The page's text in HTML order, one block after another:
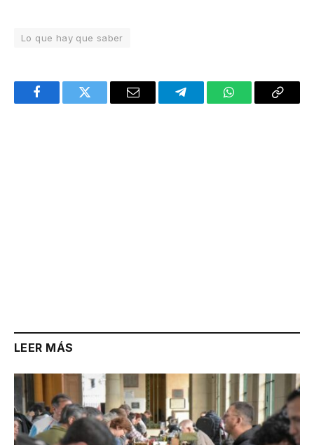
Lo que hay que saber
FacebookTwitter Email TelegramWhatsAppCopy
LEER MÁS